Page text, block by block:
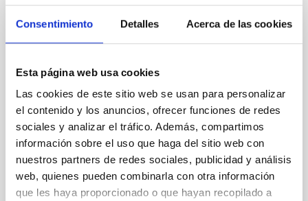
Consentimiento Detalles Acerca de las cookies
Esta página web usa cookies
Las cookies de este sitio web se usan para personalizar
el contenido y los anuncios, ofrecer funciones de redes
sociales y analizar el tráfico. Además, compartimos
información sobre el uso que haga del sitio web con
nuestros partners de redes sociales, publicidad y análisis
web, quienes pueden combinarla con otra información
que les haya proporcionado o que hayan recopilado a
The impact of star formation histories on
the inner dark matter density slopes of
galaxies
star formation histories (SFHs) and the inner dark
matter density profiles of simulated galaxies. In
particular, we tested whether the burstiness and
temporal distribution of star formation influence the
Methods. We homogeneously analysed
Sarrato-Alós, J. et al.